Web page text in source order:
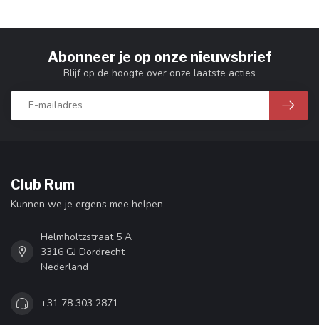
Abonneer je op onze nieuwsbrief
Blijf op de hoogte over onze laatste acties
Club Rum
Kunnen we je ergens mee helpen
Helmholtzstraat 5 A
3316 GJ Dordrecht
Nederland
+31 78 303 2871